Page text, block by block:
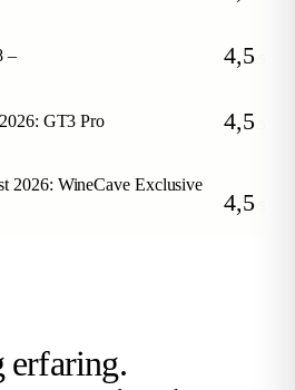
– 4,5
GT3 Pro 4,5
2026: WineCave Exclusive
4,5
erfaring.